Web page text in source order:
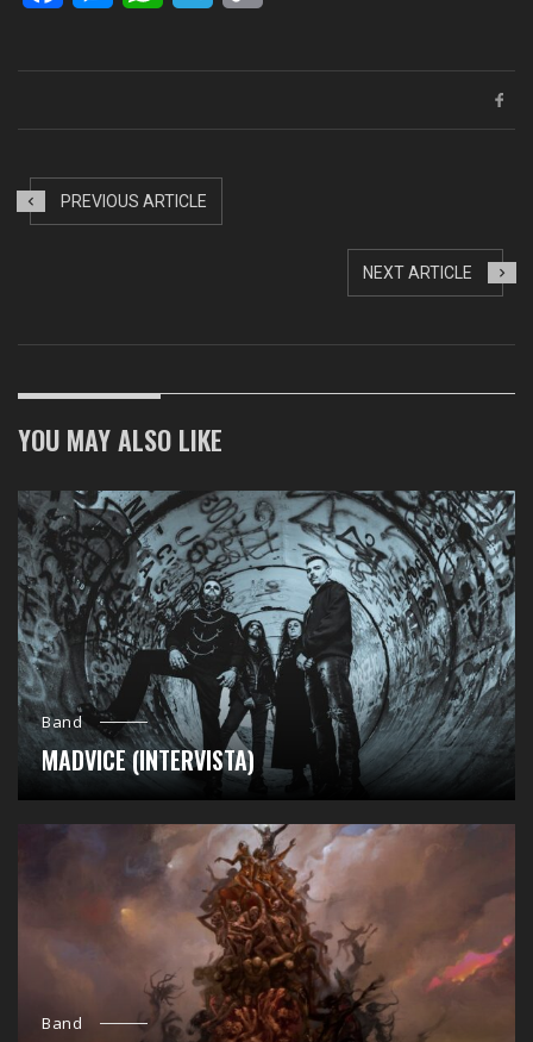
PREVIOUS ARTICLE
NEXT ARTICLE
YOU MAY ALSO LIKE
Band
MADVICE (INTERVISTA)
Band